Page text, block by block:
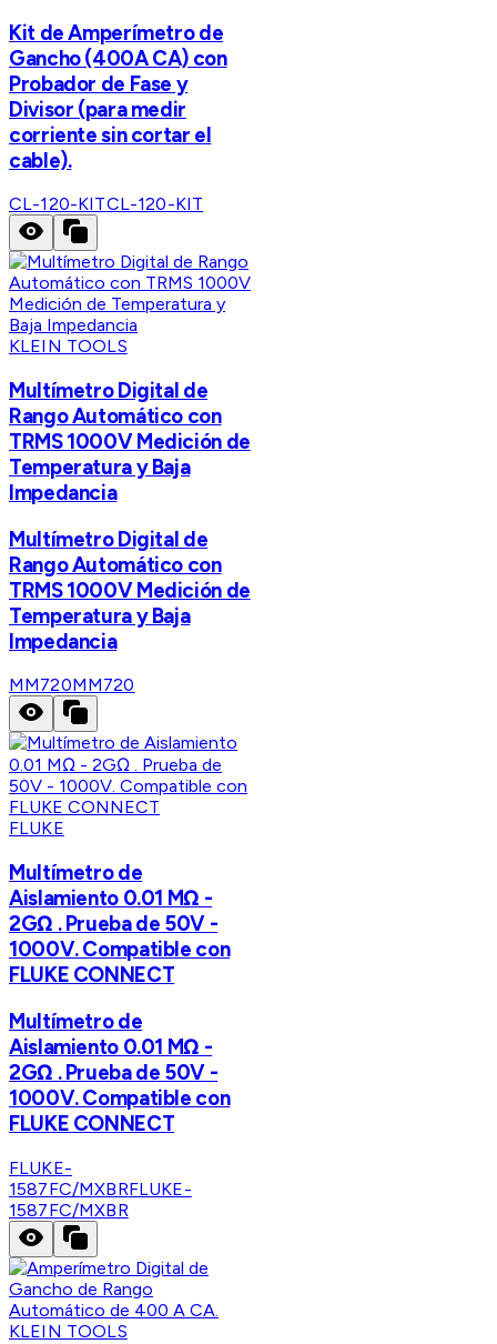
Kit de Amperímetro de
Gancho (400A CA) con
Probador de Fase y
Divisor (para medir
corriente sin cortar el
cable).
CL-120-KITCL-120-KIT
KLEIN TOOLS
Multímetro Digital de
Rango Automático con
TRMS 1000V Medición de
Temperatura y Baja
Impedancia
Multímetro Digital de
Rango Automático con
TRMS 1000V Medición de
Temperatura y Baja
Impedancia
MM720MM720
FLUKE
Multímetro de
Aislamiento 0.01 MΩ -
2GΩ . Prueba de 50V -
1000V. Compatible con
FLUKE CONNECT
Multímetro de
Aislamiento 0.01 MΩ -
2GΩ . Prueba de 50V -
1000V. Compatible con
FLUKE CONNECT
FLUKE-
1587FC/MXBRFLUKE-
1587FC/MXBR
KLEIN TOOLS